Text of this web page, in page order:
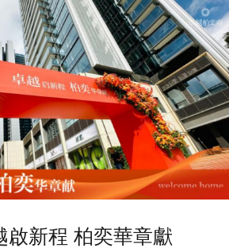
啟新程 柏奕華章獻